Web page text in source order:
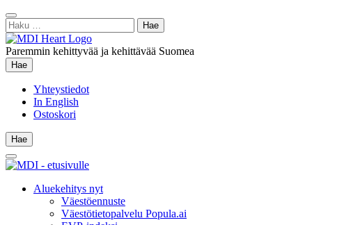
Siirry
sisältöön
Sulje
hae
Haku:
Paremmin kehittyvää ja kehittävää Suomea
Hae
Hae
Yhteystiedot
In English
Ostoskori
Hae
Hae
Main
Menu
Aluekehitys nyt
Väestöennuste
Väestötietopalvelu Popula.ai